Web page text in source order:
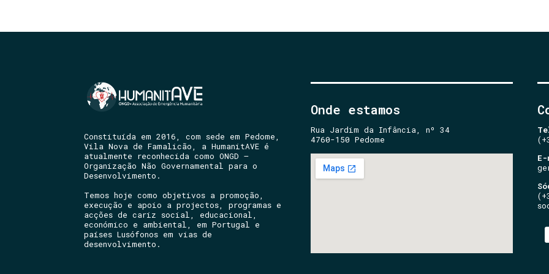
Constituída em 2016, com sede em Pedome,
Vila Nova de Famalicão, a HumanitAVE é
atualmente reconhecida como ONGD –
Organização Não Governamental para o
Desenvolvimento.
Temos hoje como objetivos a promoção,
execução e apoio a projectos, programas e
acções de cariz social, educacional,
económico e ambiental, em Portugal e
países Lusófonos em vias de
desenvolvimento.
Onde estamos
Rua Jardim da Infância, nº 34
4760-150 Pedome